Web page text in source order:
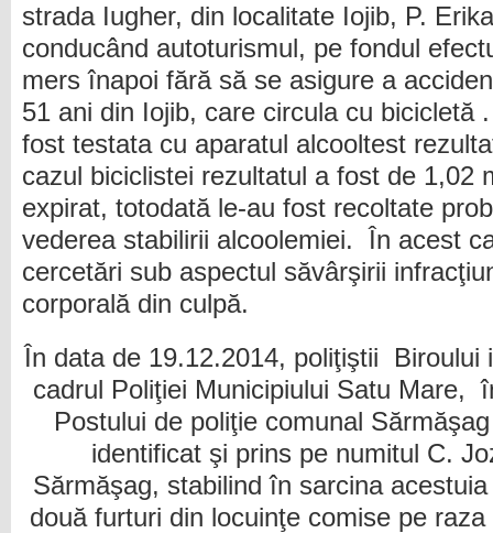
strada Iugher, din localitate Iojib, P.
conducând autoturismul, pe fondul
mers înapoi fără să se asigure a
51 ani din Iojib, care circula cu bicicletă
fost testata cu aparatul alcooltest
cazul biciclistei rezultatul a fost de 1,02
expirat, totodată le-au fost recoltate
vederea stabilirii alcoolemiei. În acest
cercetări sub aspectul săvârşirii
corporală din culpă.
În data de 19.12.2014, poliţiştii
cadrul Poliţiei Municipiului Satu Mare,
Postului de poliţie comunal
identificat şi prins pe numitul C.
Sărmăşag, stabilind în sarcina
două furturi din locuinţe comise pe